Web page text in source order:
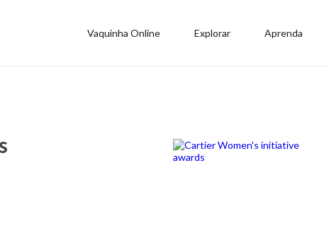
Vaquinha Online Explorar Aprenda